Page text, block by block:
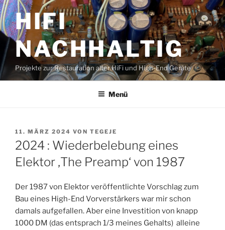
Zum
Inhalt
springenHIFI
NACHHALTIG
Projekte zur Restauration alter HiFi und High-End Geräte
Menü
VERÖFFENTLICHT
AM
11. MÄRZ 2024 VON TEGEJE
2024 : Wiederbelebung eines
Elektor ‚The Preamp‘ von 1987
Der 1987 von Elektor veröffentlichte Vorschlag zum
Bau eines High-End Vorverstärkers war mir schon
damals aufgefallen. Aber eine Investition von knapp
1000 DM (das entsprach 1/3 meines Gehalts) alleine